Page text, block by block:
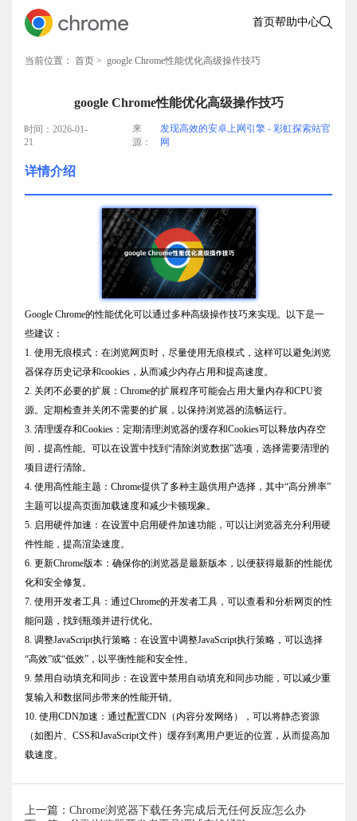
首页帮助中心
当前位置： 首页 > google Chrome性能优化高级操作技巧
google Chrome性能优化高级操作技巧
时间：2026-01-
21
来
源：
发现高效的安卓上网引擎 - 彩虹探索站官
网
详情介绍
Google Chrome的性能优化可以通过多种高级操作技巧来实现。以下是一
些建议：
1. 使用无痕模式：在浏览网页时，尽量使用无痕模式，这样可以避免浏览
器保存历史记录和cookies，从而减少内存占用和提高速度。
2. 关闭不必要的扩展：Chrome的扩展程序可能会占用大量内存和CPU资
源。定期检查并关闭不需要的扩展，以保持浏览器的流畅运行。
3. 清理缓存和Cookies：定期清理浏览器的缓存和Cookies可以释放内存空
间，提高性能。可以在设置中找到“清除浏览数据”选项，选择需要清理的
项目进行清除。
4. 使用高性能主题：Chrome提供了多种主题供用户选择，其中“高分辨率”
主题可以提高页面加载速度和减少卡顿现象。
5. 启用硬件加速：在设置中启用硬件加速功能，可以让浏览器充分利用硬
件性能，提高渲染速度。
6. 更新Chrome版本：确保你的浏览器是最新版本，以便获得最新的性能优
化和安全修复。
7. 使用开发者工具：通过Chrome的开发者工具，可以查看和分析网页的性
能问题，找到瓶颈并进行优化。
8. 调整JavaScript执行策略：在设置中调整JavaScript执行策略，可以选择
“高效”或“低效”，以平衡性能和安全性。
9. 禁用自动填充和同步：在设置中禁用自动填充和同步功能，可以减少重
复输入和数据同步带来的性能开销。
10. 使用CDN加速：通过配置CDN（内容分发网络），可以将静态资源
（如图片、CSS和JavaScript文件）缓存到离用户更近的位置，从而提高加
载速度。
上一篇：Chrome浏览器下载任务完成后无任何反应怎么办